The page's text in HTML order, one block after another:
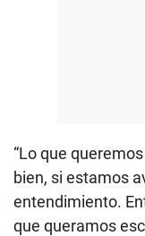
“Lo que
bien, si estamos
entendimiento.
que queramos